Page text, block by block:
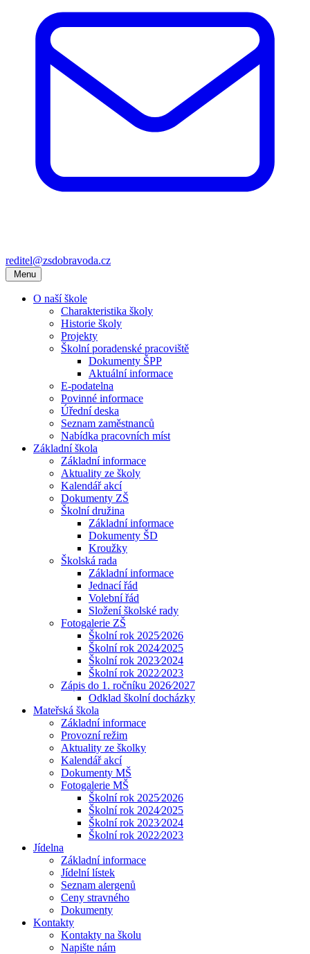
reditel@zsdobravoda.cz
Menu
O naší škole
Charakteristika školy
Historie školy
Projekty
Školní poradenské pracoviště
Dokumenty ŠPP
Aktuální informace
E-podatelna
Povinné informace
Úřední deska
Seznam zaměstnanců
Nabídka pracovních míst
Základní škola
Základní informace
Aktuality ze školy
Kalendář akcí
Dokumenty ZŠ
Školní družina
Základní informace
Dokumenty ŠD
Kroužky
Školská rada
Základní informace
Jednací řád
Volební řád
Složení školské rady
Fotogalerie ZŠ
Školní rok 2025⁄2026
Školní rok 2024⁄2025
Školní rok 2023⁄2024
Školní rok 2022⁄2023
Zápis do 1. ročníku 2026⁄2027
Odklad školní docházky
Mateřská škola
Základní informace
Provozní režim
Aktuality ze školky
Kalendář akcí
Dokumenty MŠ
Fotogalerie MŠ
Školní rok 2025⁄2026
Školní rok 2024⁄2025
Školní rok 2023⁄2024
Školní rok 2022⁄2023
Jídelna
Základní informace
Jídelní lístek
Seznam alergenů
Ceny stravného
Dokumenty
Kontakty
Kontakty na školu
Napište nám